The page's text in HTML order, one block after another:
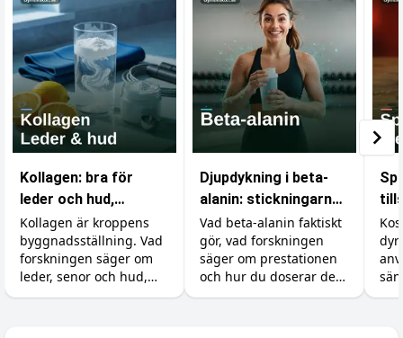
Kollagen: bra för
leder och hud,
verkningslöst för
musklerna
Kollagen är kroppens
byggnadsställning. Vad
forskningen säger om
leder, senor och hud,
varför det inte gör något
Djupdykning i beta-
alanin: stickningarna,
karnosinet och
effekten
Vad beta-alanin faktiskt
gör, vad forskningen
säger om prestationen
och hur du doserar det
rätt (inklusive varför du
är
dyr
Så